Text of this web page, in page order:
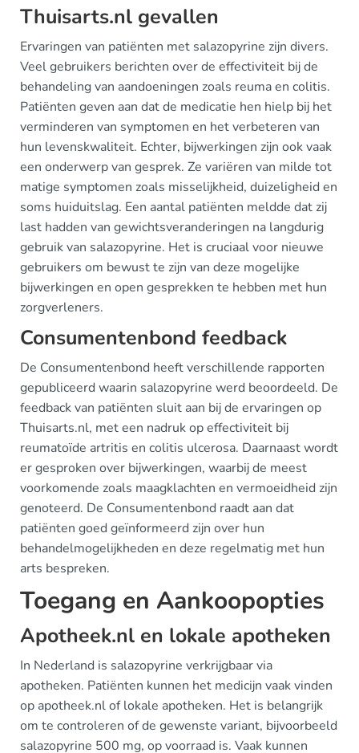
Thuisarts.nl gevallen
Ervaringen van patiënten met salazopyrine zijn divers.
Veel gebruikers berichten over de effectiviteit bij de
behandeling van aandoeningen zoals reuma en colitis.
Patiënten geven aan dat de medicatie hen hielp bij het
verminderen van symptomen en het verbeteren van
hun levenskwaliteit. Echter, bijwerkingen zijn ook vaak
een onderwerp van gesprek. Ze variëren van milde tot
matige symptomen zoals misselijkheid, duizeligheid en
soms huiduitslag. Een aantal patiënten meldde dat zij
last hadden van gewichtsveranderingen na langdurig
gebruik van salazopyrine. Het is cruciaal voor nieuwe
gebruikers om bewust te zijn van deze mogelijke
bijwerkingen en open gesprekken te hebben met hun
zorgverleners.
Consumentenbond feedback
De Consumentenbond heeft verschillende rapporten
gepubliceerd waarin salazopyrine werd beoordeeld. De
feedback van patiënten sluit aan bij de ervaringen op
Thuisarts.nl, met een nadruk op effectiviteit bij
reumatoïde artritis en colitis ulcerosa. Daarnaast wordt
er gesproken over bijwerkingen, waarbij de meest
voorkomende zoals maagklachten en vermoeidheid zijn
genoteerd. De Consumentenbond raadt aan dat
patiënten goed geïnformeerd zijn over hun
behandelmogelijkheden en deze regelmatig met hun
arts bespreken.
Toegang en Aankoopopties
Apotheek.nl en lokale apotheken
In Nederland is salazopyrine verkrijgbaar via
apotheken. Patiënten kunnen het medicijn vaak vinden
op apotheek.nl of lokale apotheken. Het is belangrijk
om te controleren of de gewenste variant, bijvoorbeeld
salazopyrine 500 mg, op voorraad is. Vaak kunnen